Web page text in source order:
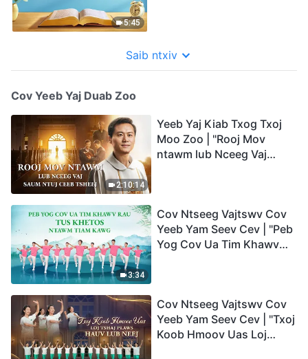
5:45
Saib ntxiv
Cov Yeeb Yaj Duab Zoo
2:10:14
Yeeb Yaj Kiab Txog Txoj
Moo Zoo | "Rooj Mov
ntawm lub Nceeg Vaj
3:34
Cov Ntseeg Vajtswv Cov
Yeeb Yam Seev Cev | "Peb
Yog Cov Ua Tim Khawv
Cov Ntseeg Vajtswv Cov
Yeeb Yam Seev Cev | "Txoj
Koob Hmoov Uas Loj